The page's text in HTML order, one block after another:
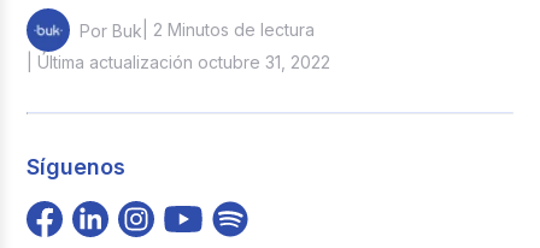
Por Buk | 2 Minutos de lectura
| Última actualización octubre 31, 2022
Síguenos